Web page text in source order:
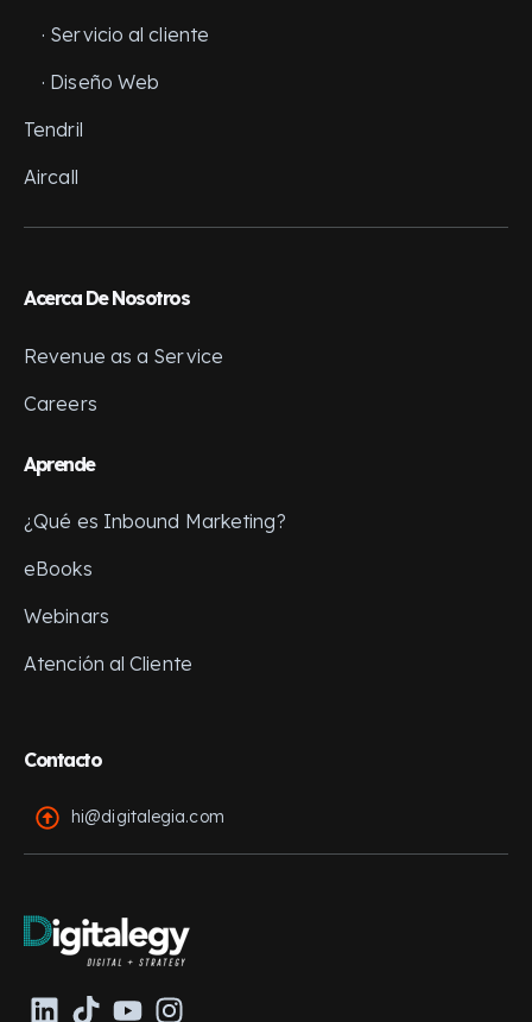
· Servicio al cliente
· Diseño Web
Tendril
Aircall
Acerca De Nosotros
Revenue as a Service
Careers
Aprende
¿Qué es Inbound Marketing?
eBooks
Webinars
Atención al Cliente
Contacto
hi@digitalegia.com